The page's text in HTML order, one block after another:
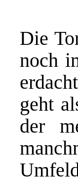
Die
noch
geht
der